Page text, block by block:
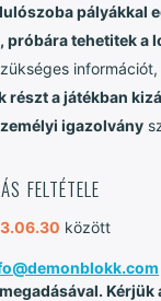
pályákkal
tehetitek a
részt a játékban
igazolvány
feltétele
között